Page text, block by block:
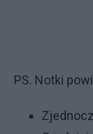
PS. Notki